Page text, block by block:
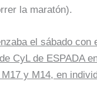
la maratón).
el sábado con
CyL de ESPADA
y M14, en